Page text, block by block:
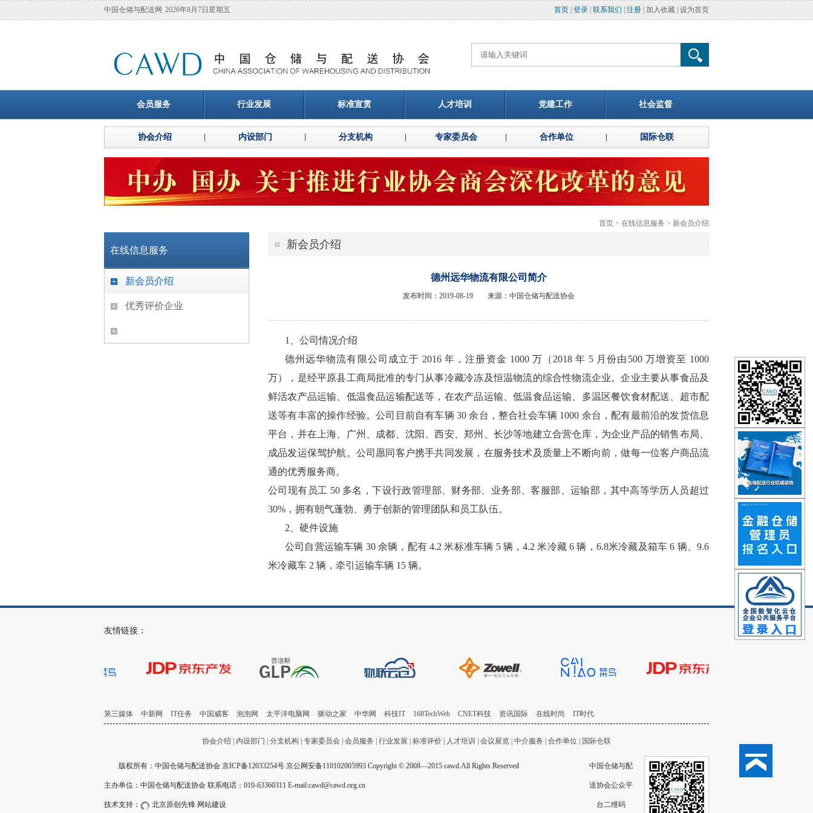
中国仓储与配送网 2026年8月7日星期五 首页 登录 联系我们 注册 加入收藏 设为首页
会员服务 行业发展 标准宣贯 人才培训 党建工作 社会监督
协会介绍 内设部门 分支机构 专家委员会 合作单位 国际仓联
首页 > 在线信息服务 > 新会员介绍
在线信息服务
新会员介绍
优秀评价企业
新会员介绍
德州远华物流有限公司简介
发布时间：2019-08-19 来源：中国仓储与配送协会
1、公司情况介绍
德州远华物流有限公司成立于 2016 年，注册资金 1000 万（2018 年 5 月份由500 万增资至 1000
万），是经平原县工商局批准的专门从事冷藏冷冻及恒温物流的综合性物流企业。企业主要从事食品及
鲜活农产品运输、低温食品运输配送等，在农产品运输、低温食品运输、多温区餐饮食材配送、超市配
送等有丰富的操作经验。公司目前自有车辆 30 余台，整合社会车辆 1000 余台，配有最前沿的发货信息
平台，并在上海、广州、成都、沈阳、西安、郑州、长沙等地建立合营仓库，为企业产品的销售布局、
成品发运保驾护航。公司愿同客户携手共同发展，在服务技术及质量上不断向前，做每一位客户商品流
通的优秀服务商。
公司现有员工 50 多名，下设行政管理部、财务部、业务部、客服部、运输部，其中高等学历人员超过
30%，拥有朝气蓬勃、勇于创新的管理团队和员工队伍。
2、硬件设施
公司自营运输车辆 30 余辆，配有 4.2 米标准车辆 5 辆，4.2 米冷藏 6 辆，6.8米冷藏及箱车 6 辆、9.6
米冷藏车 2 辆，牵引运输车辆 15 辆。
友情链接：
第三媒体 中新网 IT任务 中国威客 泡泡网 太平洋电脑网 驱动之家 中华网 科技IT 168TechWeb CNET科技 资讯国际 在线时尚 IT时代
协会介绍 内设部门 分支机构 专家委员会 会员服务 行业发展 标准评价 人才培训 会议展览 中介服务 合作单位 国际仓联
版权所有：中国仓储与配送协会 京ICP备12033254号 京公网安备110102005993 Copyright © 2008—2015 cawd.All Rights Reserved
主办单位：中国仓储与配送协会 联系电话：010-63360311 E-mail:cawd@cawd.org.cn
技术支持： 北京原创先锋 网站建设
中国仓储与配
送协会公众平
台二维码